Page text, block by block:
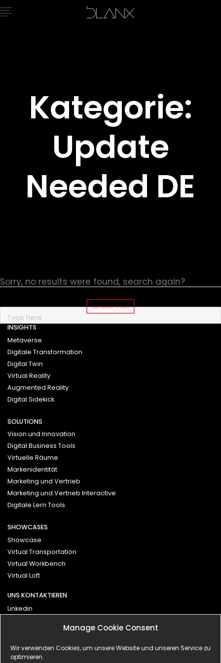
Manage Cookie Consent
Wir verwenden Cookies, um unsere Website und unseren Service zu
optimieren.
Kategorie:
Update
Needed DE
Sorry, no results were found, search again?
NO MORE ITEMS
INSIGHTS
Metaverse
Digitale Transformation
Digital Twin
Virtual Reality
Augmented Reality
Digital Sidekick
SOLUTIONS
Vision und Innovation
Digital Business Tools
Virtuelle Räume
Markenidentität
Marketing und Vertrieb
Marketing und Vertrieb Interactive
Digitale Lern Tools
SHOWCASES
Showcase
Virtual Transportation
Virtual Workbench
Virtual Loft
UNS KONTAKTIEREN
Linkedin
Kontakt
Impressum